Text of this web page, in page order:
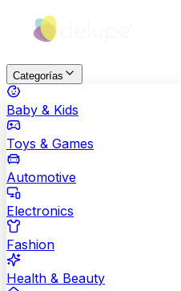
Categorías
Baby & Kids
Toys & Games
Automotive
Electronics
Fashion
Health & Beauty